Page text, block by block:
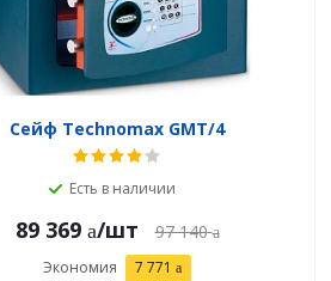
Сейф Technomax GMT/4
Есть в наличии
89 369 /шт 97 140
Экономия 7 771